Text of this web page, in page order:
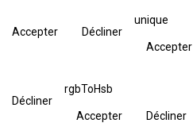
Accepter Décliner
unique
Accepter
Décliner
rgbToHsb
Accepter Décliner